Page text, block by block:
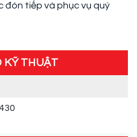
đón tiếp và phục vụ quý
KỸ THUẬT